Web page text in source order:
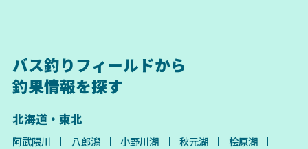
バス釣りフィールドから
釣果情報を探す
北海道・東北
阿武隈川 八郎潟 小野川湖 秋元湖
桧原湖